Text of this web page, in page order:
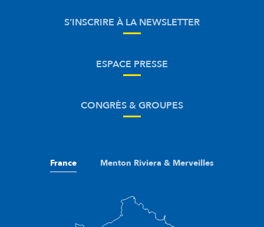
S’INSCRIRE À LA NEWSLETTER
ESPACE PRESSE
CONGRÈS & GROUPES
France Menton Riviera & Merveilles